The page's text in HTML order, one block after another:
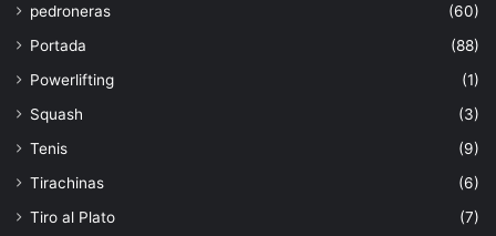
pedroneras
(60)
Portada
(88)
Powerlifting
(1)
Squash
(3)
Tenis
(9)
Tirachinas
(6)
Tiro al Plato
(7)